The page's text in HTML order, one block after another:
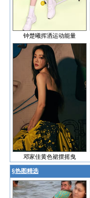
钟楚曦挥洒运动能量
邓家佳黄色裙摆摇曳
§热图精选